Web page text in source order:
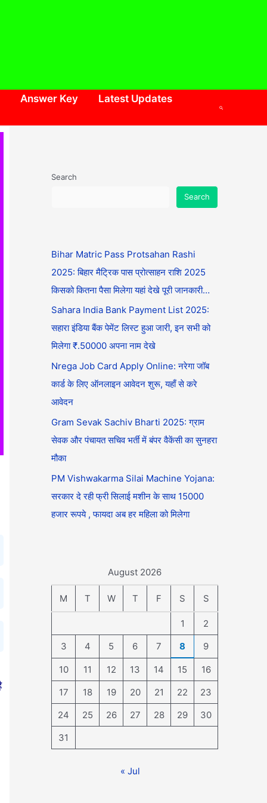
Answer Key Latest Updates
Search
Search
Search
Bihar Matric Pass Protsahan Rashi
2025: बिहार मैट्रिक पास प्रोत्साहन राशि 2025
किसको कितना पैसा मिलेगा यहां देखे पूरी जानकारी…
Sahara India Bank Payment List 2025:
सहारा इंडिया बैंक पेमेंट लिस्ट हुआ जारी, इन सभी को
मिलेगा ₹.50000 अपना नाम देखे
Nrega Job Card Apply Online: नरेगा जॉब
कार्ड के लिए ऑनलाइन आवेदन शुरू, यहाँ से करे
आवेदन
Gram Sevak Sachiv Bharti 2025: ग्राम
सेवक और पंचायत सचिव भर्ती में बंपर वैकेंसी का सुनहरा
मौका
PM Vishwakarma Silai Machine Yojana:
सरकार दे रही फ्री सिलाई मशीन के साथ 15000
हजार रूपये , फायदा अब हर महिला को मिलेगा
August 2026
M T W T F S S
1
2
3
4 5 6 7 8 9
10 11 12 13 14 15
16
17
18 19 20 21 22
23
24
25 26 27 28 29
30
31
« Jul